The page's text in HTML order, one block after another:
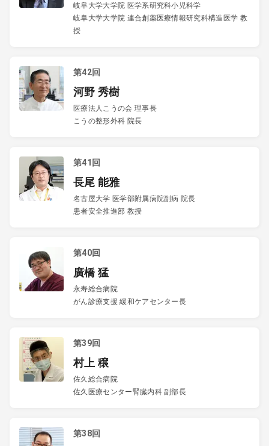
岐阜大学大学院 医学系研究科小児科学
岐阜大学大学院 連合創薬医療情報研究科構造医学 教
授
第42回
河野 秀樹
医療法人こうの会 理事長
こうの整形外科 院長
第41回
長尾 能雅
名古屋大学 医学部附属病院副病 院長
患者安全推進部 教授
第40回
廣橋 猛
永寿総合病院
がん診療支援 緩和ケアセンター長
第39回
村上 穣
佐久総合病院
佐久医療センター腎臓内科 副部長
第38回